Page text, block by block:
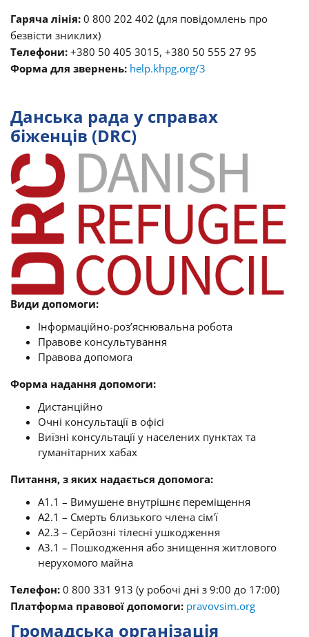
Гаряча лінія: 0 800 202 402 (для повідомлень про
безвісти зниклих)
Телефони: +380 50 405 3015, +380 50 555 27 95
Форма для звернень: help.khpg.org/3
Данська рада у справах
біженців (DRC)
Види допомоги:
Інформаційно-роз’яснювальна робота
Правове консультування
Правова допомога
Форма надання допомоги:
Дистанційно
Очні консультації в офісі
Виїзні консультації у населених пунктах та
гуманітарних хабах
Питання, з яких надається допомога:
A1.1 – Вимушене внутрішнє переміщення
A2.1 – Смерть близького члена сім'ї
A2.3 – Серйозні тілесні ушкодження
A3.1 – Пошкодження або знищення житлового
нерухомого майна
Телефон: 0 800 331 913 (у робочі дні з 9:00 до 17:00)
Платформа правової допомоги: pravovsim.org
Громадська організація